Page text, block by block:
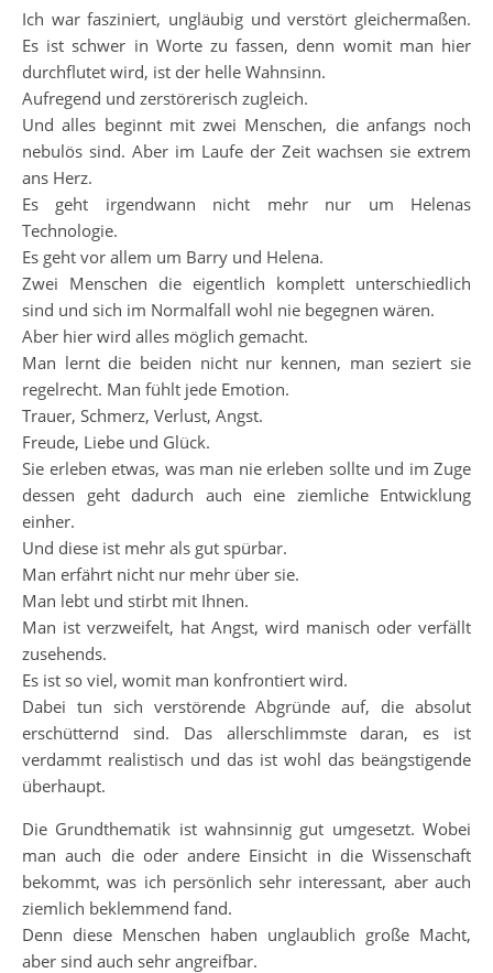
Ich war fasziniert, ungläubig und verstört gleichermaßen.
Es ist schwer in Worte zu fassen, denn womit man hier
durchflutet wird, ist der helle Wahnsinn.
Aufregend und zerstörerisch zugleich.
Und alles beginnt mit zwei Menschen, die anfangs noch
nebulös sind. Aber im Laufe der Zeit wachsen sie extrem
ans Herz.
Es geht irgendwann nicht mehr nur um Helenas
Technologie.
Es geht vor allem um Barry und Helena.
Zwei Menschen die eigentlich komplett unterschiedlich
sind und sich im Normalfall wohl nie begegnen wären.
Aber hier wird alles möglich gemacht.
Man lernt die beiden nicht nur kennen, man seziert sie
regelrecht. Man fühlt jede Emotion.
Trauer, Schmerz, Verlust, Angst.
Freude, Liebe und Glück.
Sie erleben etwas, was man nie erleben sollte und im Zuge
dessen geht dadurch auch eine ziemliche Entwicklung
einher.
Und diese ist mehr als gut spürbar.
Man erfährt nicht nur mehr über sie.
Man lebt und stirbt mit Ihnen.
Man ist verzweifelt, hat Angst, wird manisch oder verfällt
zusehends.
Es ist so viel, womit man konfrontiert wird.
Dabei tun sich verstörende Abgründe auf, die absolut
erschütternd sind. Das allerschlimmste daran, es ist
verdammt realistisch und das ist wohl das beängstigende
überhaupt.
Die Grundthematik ist wahnsinnig gut umgesetzt. Wobei
man auch die oder andere Einsicht in die Wissenschaft
bekommt, was ich persönlich sehr interessant, aber auch
ziemlich beklemmend fand.
Denn diese Menschen haben unglaublich große Macht,
aber sind auch sehr angreifbar.